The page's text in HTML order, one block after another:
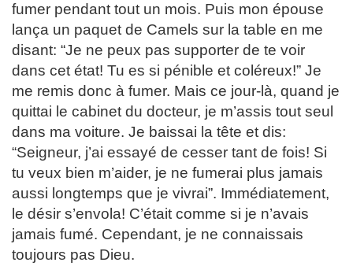
fumer pendant tout un mois. Puis mon épouse
lança un paquet de Camels sur la table en me
disant: “Je ne peux pas supporter de te voir
dans cet état! Tu es si pénible et coléreux!” Je
me remis donc à fumer. Mais ce jour-là, quand je
quittai le cabinet du docteur, je m’assis tout seul
dans ma voiture. Je baissai la tête et dis:
“Seigneur, j’ai essayé de cesser tant de fois! Si
tu veux bien m’aider, je ne fumerai plus jamais
aussi longtemps que je vivrai”. Immédiatement,
le désir s’envola! C’était comme si je n’avais
jamais fumé. Cependant, je ne connaissais
toujours pas Dieu.